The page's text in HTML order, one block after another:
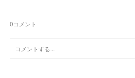
0コメント